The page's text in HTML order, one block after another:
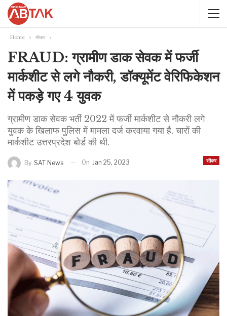
Home सीकर
FRAUD: ग्रामीण डाक सेवक में फर्जी
मार्कशीट से लगे नौकरी, डॉक्यूमेंट वेरिफिकेशन
में पकड़े गए 4 युवक
ग्रामीण डाक सेवक भर्ती 2022 में फर्जी मार्कशीट से नौकरी लगे
युवक के खिलाफ पुलिस में मामला दर्ज करवाया गया है. चारों की
मार्कशीट उत्तरप्रदेश बोर्ड की थी.
सीकर
By SAT News On Jan 25, 2023